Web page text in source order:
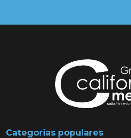
Categorias populares